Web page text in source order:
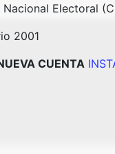
Electoral
2001
CUENTA